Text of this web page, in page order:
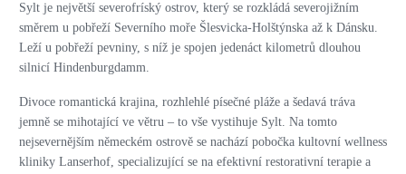
Sylt je největší severofríský ostrov, který se rozkládá severojižním
směrem u pobřeží Severního moře Šlesvicka-Holštýnska až k Dánsku.
Leží u pobřeží pevniny, s níž je spojen jedenáct kilometrů dlouhou
silnicí Hindenburgdamm.
Divoce romantická krajina, rozhlehlé písečné pláže a šedavá tráva
jemně se mihotající ve větru – to vše vystihuje Sylt. Na tomto
nejsevernějším německém ostrově se nachází pobočka kultovní wellness
kliniky Lanserhof, specializující se na efektivní restorativní terapie a